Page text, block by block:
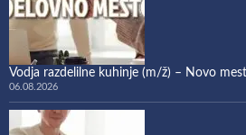
Vodja razdelilne kuhinje (m/ž) – Novo
06.08.2026